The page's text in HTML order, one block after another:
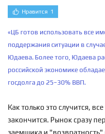
Нравится 1
«ЦБ готов использовать все
поддержания ситуации в
Юдаева. Более того, Юдаева
российской экономике
госдолга до 25−30% ВВП.
Как только это случится,
закончится. Рынок сразу
заемщика и